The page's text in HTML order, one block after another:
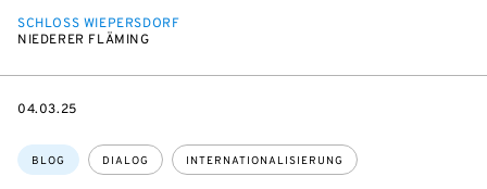
SCHLOSS WIEPERSDORF
NIEDERER FLÄMING
Themen:
BLOG DIALOG INTERNATIONALISIERUNG
DATE
04.03.25